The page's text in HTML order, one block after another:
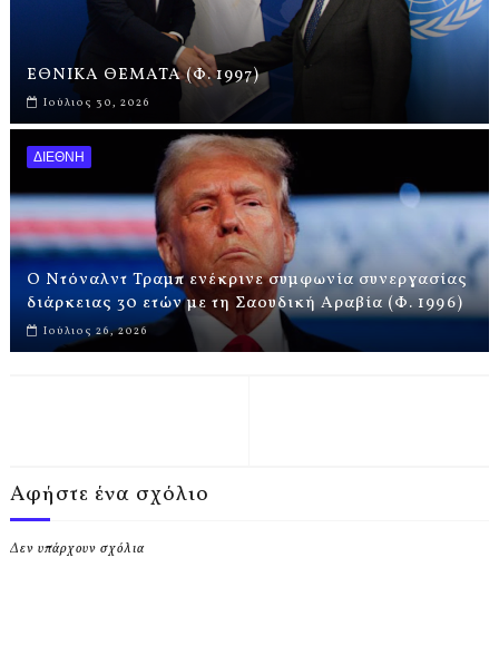
ΕΘΝΙΚΑ ΘΕΜΑΤΑ (Φ. 1997)
Ιούλιος 30, 2026
ΔΙΕΘΝΗ
Ο Ντόναλντ Τραμπ ενέκρινε συμφωνία συνεργασίας
διάρκειας 30 ετών με τη Σαουδική Αραβία (Φ. 1996)
Ιούλιος 26, 2026
Αφήστε ένα σχόλιο
Δεν υπάρχουν σχόλια